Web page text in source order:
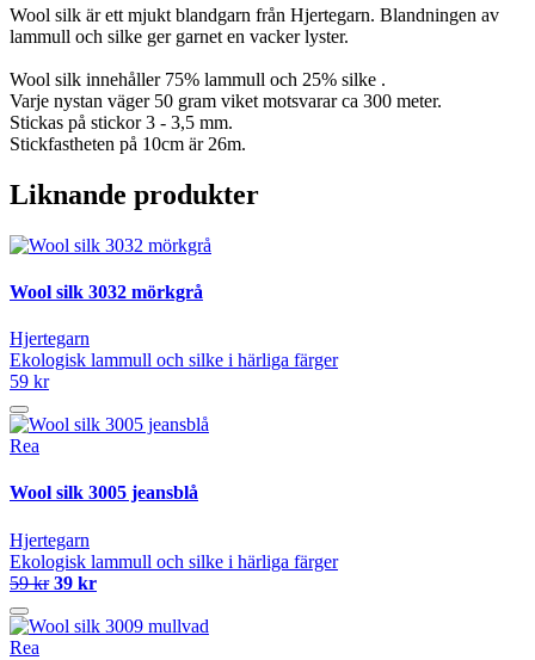
Wool silk är ett mjukt blandgarn från Hjertegarn. Blandningen av
lammull och silke ger garnet en vacker lyster.
Wool silk innehåller 75% lammull och 25% silke .
Varje nystan väger 50 gram viket motsvarar ca 300 meter.
Stickas på stickor 3 - 3,5 mm.
Stickfastheten på 10cm är 26m.
Liknande produkter
Wool silk 3032 mörkgrå
Hjertegarn
Ekologisk lammull och silke i härliga färger
59 kr
Rea
Wool silk 3005 jeansblå
Hjertegarn
Ekologisk lammull och silke i härliga färger
59 kr 39 kr
Rea